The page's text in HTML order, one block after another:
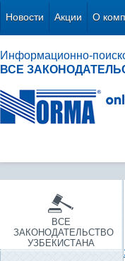
Новости Акции О
Информационно-
ВСЕ
ВСЕ
ЗАКОНОДАТЕЛЬСТВО
УЗБЕКИСТАНА